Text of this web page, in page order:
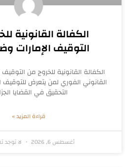
الكفالة القانونية
التوقيف الإمارات
الكفالة القانونية للخروج من
القانوني الفوري لمن يتعرض
التحقيق في القضايا
قراءة المزيد »
أغسطس 6, 2026 لا توجد